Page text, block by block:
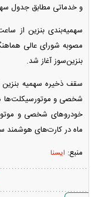
و خدماتی مطابق جدول
مصوبه شورای عالی
بنزین‌سوز آغاز شد.
سقف ذخیره سهمیه
ماه در کارت‌های هوشمند
منبع: ایسنا